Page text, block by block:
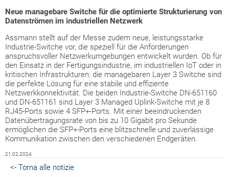
Neue managebare Switche für die optimierte Strukturierung von
Datenströmen im industriellen Netzwerk
Assmann stellt auf der Messe zudem neue, leistungsstarke
Industrie-Switche vor, die speziell für die Anforderungen
anspruchsvoller Netzwerkumgebungen entwickelt wurden. Ob für
den Einsatz in der Fertigungsindustrie, im industriellen IoT oder in
kritischen Infrastrukturen: die managebaren Layer 3 Switche sind
die perfekte Lösung für eine stabile und effiziente
Netzwerkkonnektivität. Die beiden Industrie-Switche DN-651160
und DN-651161 sind Layer 3 Managed Uplink-Switche mit je 8
RJ45-Ports sowie 4 SFP+-Ports. Mit einer beeindruckenden
Datenübertragungsrate von bis zu 10 Gigabit ­pro Sekunde
ermöglichen die SFP+-Ports eine blitzschnelle und zuverlässige
Kommunikation zwischen den verschiedenen Endgeräten.
21.02.2024
<- Torna alle notizie